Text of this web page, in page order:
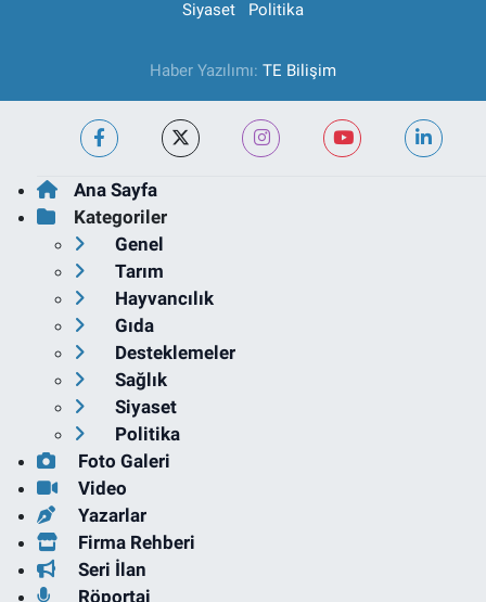
Siyaset
Politika
Haber Yazılımı: TE Bilişim
Ana Sayfa
Kategoriler
Genel
Tarım
Hayvancılık
Gıda
Desteklemeler
Sağlık
Siyaset
Politika
Foto Galeri
Video
Yazarlar
Firma Rehberi
Seri İlan
Röportaj